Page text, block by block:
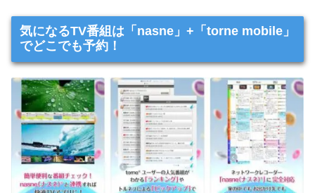
気になるTV番組は「nasne」+「torne mobile」
でどこでも予約！